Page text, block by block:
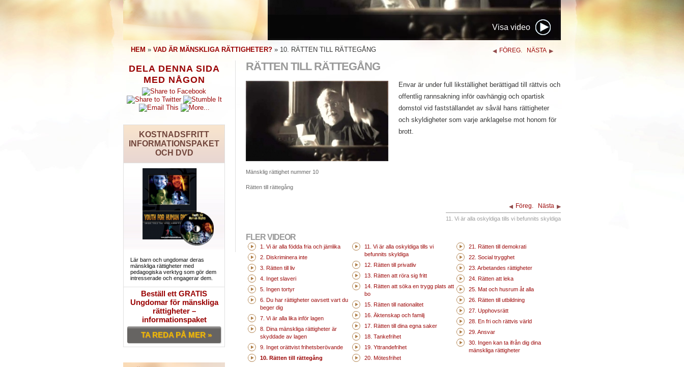
Visa video
HEM » VAD ÄR MÄNSKLIGA RÄTTIGHETER? » 10. RÄTTEN TILL RÄTTEGÅNG FÖREG. NÄSTA
DELA DENNA SIDA
MED NÅGON
KOSTNADSFRITT
INFORMATIONSPAKET
OCH DVD
Lär barn och ungdomar deras
mänskliga rättigheter med
pedagogiska verktyg som gör dem
intresserade och engagerar dem.
Beställ ett GRATIS
Ungdomar för mänskliga
rättigheter –
informationspaket
TA REDA PÅ MER »
RÄTTEN TILL RÄTTEGÅNG
Mänsklig rättighet nummer 10
Rätten till rättegång
Envar är under full likställighet berättigad till rättvis och
offentlig rannsakning inför oavhängig och opartisk
domstol vid fastställandet av såväl hans rättigheter
och skyldigheter som varje anklagelse mot honom för
brott.
Föreg. Nästa
11. Vi är alla oskyldiga tills vi befunnits skyldiga
FLER VIDEOR
1. Vi är alla födda fria och jämlika
2. Diskriminera inte
3. Rätten till liv
4. Inget slaveri
5. Ingen tortyr
6. Du har rättigheter oavsett vart du
beger dig
7. Vi är alla lika inför lagen
8. Dina mänskliga rättigheter är
skyddade av lagen
9. Inget orättvist frihetsberövande
10. Rätten till rättegång
11. Vi är alla oskyldiga tills vi
befunnits skyldiga
12. Rätten till privatliv
13. Rätten att röra sig fritt
14. Rätten att söka en trygg plats att
bo
15. Rätten till nationalitet
16. Äktenskap och familj
17. Rätten till dina egna saker
18. Tankefrihet
19. Yttrandefrihet
20. Mötesfrihet
21. Rätten till demokrati
22. Social trygghet
23. Arbetandes rättigheter
24. Rätten att leka
25. Mat och husrum åt alla
26. Rätten till utbildning
27. Upphovsrätt
28. En fri och rättvis värld
29. Ansvar
30. Ingen kan ta ifrån dig dina
mänskliga rättigheter